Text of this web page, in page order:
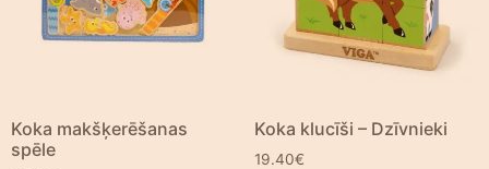
Koka makšķerēšanas
spēle
Koka klucīši – Dzīvnieki
19.40€